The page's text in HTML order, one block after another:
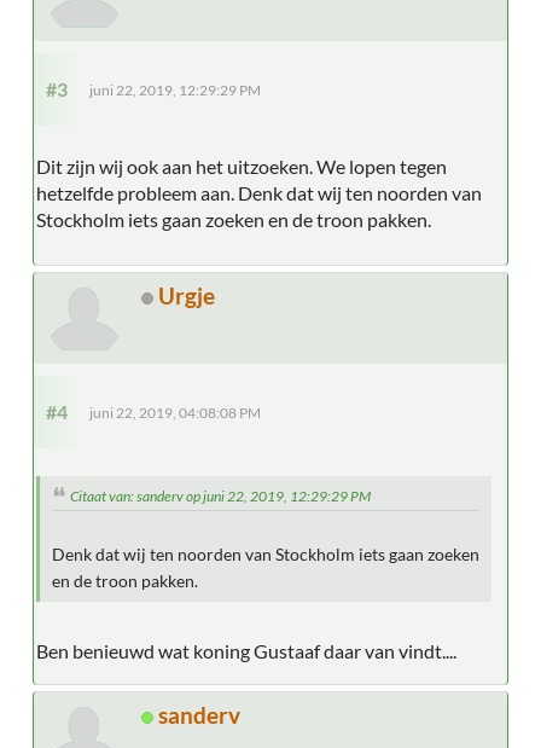
#3 juni 22, 2019, 12:29:29 PM
Dit zijn wij ook aan het uitzoeken. We lopen tegen
hetzelfde probleem aan. Denk dat wij ten noorden van
Stockholm iets gaan zoeken en de troon pakken.
Urgje
#4 juni 22, 2019, 04:08:08 PM
Citaat van: sanderv op juni 22, 2019, 12:29:29 PM
Denk dat wij ten noorden van Stockholm iets gaan zoeken
en de troon pakken.
Ben benieuwd wat koning Gustaaf daar van vindt....
sanderv